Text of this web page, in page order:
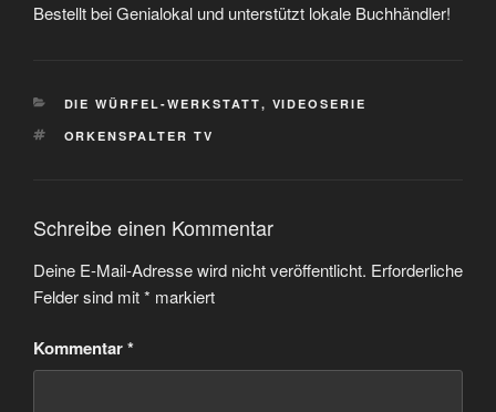
Bestellt bei Genialokal und unterstützt lokale Buchhändler!
KATEGORIEN
DIE WÜRFEL-WERKSTATT, VIDEOSERIE
SCHLAGWÖRTER
ORKENSPALTER TV
Schreibe einen Kommentar
Deine E-Mail-Adresse wird nicht veröffentlicht. Erforderliche
Felder sind mit* markiert
Kommentar*